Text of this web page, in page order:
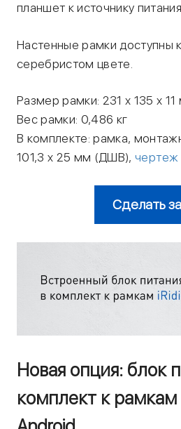
планшет к источнику
Настенные рамки доступны
серебристом цвете.
Размер рамки: 231 х 135 х
Вес рамки: 0,486 кг
В комплекте: рамка,
101,3 x 25 мм (ДШВ),чертеж
Сделать
Новая опция: блок
комплект к рамкам